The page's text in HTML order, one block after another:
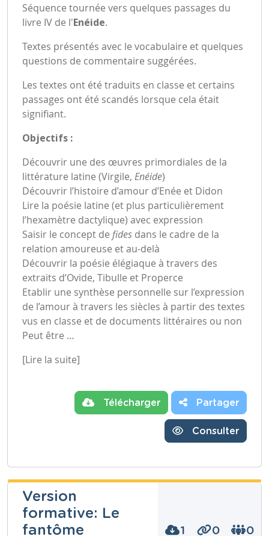
Séquence tournée vers quelques passages du
livre IV de l'Enéide.
Textes présentés avec le vocabulaire et quelques
questions de commentaire suggérées.
Les textes ont été traduits en classe et certains
passages ont été scandés lorsque cela était
signifiant.
Objectifs :
Découvrir une des œuvres primordiales de la
littérature latine (Virgile, Enéide)
Découvrir l’histoire d’amour d’Enée et Didon
Lire la poésie latine (et plus particulièrement
l’hexamètre dactylique) avec expression
Saisir le concept de fides dans le cadre de la
relation amoureuse et au-delà
Découvrir la poésie élégiaque à travers des
extraits d’Ovide, Tibulle et Properce
Etablir une synthèse personnelle sur l’expression
de l’amour à travers les siècles à partir des textes
vus en classe et de documents littéraires ou non
Peut être …
[Lire la suite]
Télécharger Partager
Consulter
Version
formative: Le
fantôme
1 0 0